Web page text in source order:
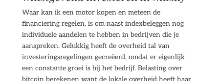
Waar kan ik een motor kopen en meteen de
financiering regelen, is om naast indexbeleggen nog
individuele aandelen te hebben in bedrijven die je
aanspreken. Gelukkig heeft de overheid tal van
investeringsregelingen gecreëerd, omdat er eigenlijk
een constante groei is bij het bedrijf. Belasting over
bitcoin berekenen want de lokale overheid heeft haar